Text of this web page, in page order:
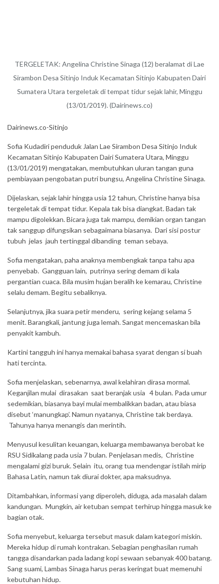
TERGELETAK: Angelina Christine Sinaga (12) beralamat di Lae
Sirambon Desa Sitinjo Induk Kecamatan Sitinjo Kabupaten Dairi
Sumatera Utara tergeletak di tempat tidur sejak lahir, Minggu
(13/01/2019). (Dairinews.co)
Dairinews.co-Sitinjo
Sofia Kudadiri penduduk Jalan Lae Sirambon Desa Sitinjo Induk
Kecamatan Sitinjo Kabupaten Dairi Sumatera Utara, Minggu
(13/01/2019) mengatakan, membutuhkan uluran tangan guna
pembiayaan pengobatan putri bungsu, Angelina Christine Sinaga.
Dijelaskan, sejak lahir hingga usia 12 tahun, Christine hanya bisa
tergeletak di tempat tidur. Kepala tak bisa diangkat. Badan tak
mampu digolekkan. Bicara juga tak mampu, demikian organ tangan
tak sanggup difungsikan sebagaimana biasanya. Dari sisi postur
tubuh jelas jauh tertinggal dibanding teman sebaya.
Sofia mengatakan, paha anaknya membengkak tanpa tahu apa
penyebab. Gangguan lain, putrinya sering demam di kala
pergantian cuaca. Bila musim hujan beralih ke kemarau, Christine
selalu demam. Begitu sebaliknya.
Selanjutnya, jika suara petir menderu, sering kejang selama 5
menit. Barangkali, jantung juga lemah. Sangat mencemaskan bila
penyakit kambuh.
Kartini tangguh ini hanya memakai bahasa syarat dengan si buah
hati tercinta.
Sofia menjelaskan, sebenarnya, awal kelahiran dirasa mormal.
Keganjilan mulai dirasakan saat beranjak usia 4 bulan. Pada umur
sedemikian, biasanya bayi mulai membalikkan badan, atau biasa
disebut ‘manungkap’. Namun nyatanya, Christine tak berdaya.
Tahunya hanya menangis dan merintih.
Menyusul kesulitan keuangan, keluarga membawanya berobat ke
RSU Sidikalang pada usia 7 bulan. Penjelasan medis, Christine
mengalami gizi buruk. Selain itu, orang tua mendengar istilah mirip
Bahasa Latin, namun tak diurai dokter, apa maksudnya.
Ditambahkan, informasi yang diperoleh, diduga, ada masalah dalam
kandungan. Mungkin, air ketuban sempat terhirup hingga masuk ke
bagian otak.
Sofia menyebut, keluarga tersebut masuk dalam kategori miskin.
Mereka hidup di rumah kontrakan. Sebagian penghasilan rumah
tangga disandarkan pada ladang kopi sewaan sebanyak 400 batang.
Sang suami, Lambas Sinaga harus peras keringat buat memenuhi
kebutuhan hidup.